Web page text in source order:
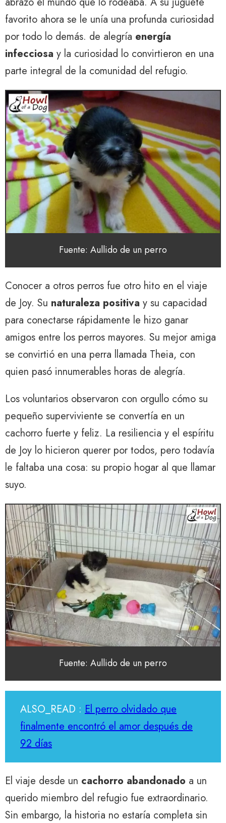
favorito ahora se le unía una profunda curiosidad
por todo lo demás. de alegría energía
infecciosa y la curiosidad lo convirtieron en una
parte integral de la comunidad del refugio.
Fuente: Aullido de un perro
Conocer a otros perros fue otro hito en el viaje
de Joy. Su naturaleza positiva y su capacidad
para conectarse rápidamente le hizo ganar
amigos entre los perros mayores. Su mejor amiga
se convirtió en una perra llamada Theia, con
quien pasó innumerables horas de alegría.
Los voluntarios observaron con orgullo cómo su
pequeño superviviente se convertía en un
cachorro fuerte y feliz. La resiliencia y el espíritu
de Joy lo hicieron querer por todos, pero todavía
le faltaba una cosa: su propio hogar al que llamar
suyo.
Fuente: Aullido de un perro
ALSO_READ : El perro olvidado que
finalmente encontró el amor después de
92 días
El viaje desde un cachorro abandonado a un
querido miembro del refugio fue extraordinario.
Sin embargo, la historia no estaría completa sin